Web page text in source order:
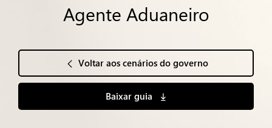
Agente Aduaneiro
Voltar aos cenários do governo
Baixar guia